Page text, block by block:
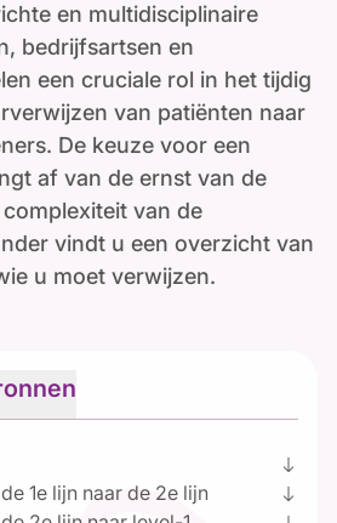
en multidisciplinaire
bedrijfsartsen en
een cruciale rol in het tijdig
van patiënten naar
De keuze voor een
af van de ernst van de
van de
vindt u een overzicht van
u moet verwijzen.
south
1e lijn naar de 2e lijn
south